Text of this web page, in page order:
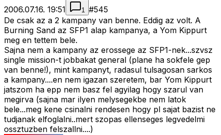
2006.07.16. 19:51 1 #545
De csak az a 2 kampany van benne. Eddig az volt. A
Burning Sand az SFP1 alap kampanya, a Yom Kippurt
meg en tettem bele.
Sajna nem a kampany az erossege az SFP1-nek...szvsz
single mission-t jobbakat general (plane ha sokfele gep
van benne!), mint kampanyt, radasul tulsagosan sarkos
a kampany....en nem igazan szeretem, bar Yom Kippurt
jatszom ha epp nem basz fel agyilag hogy szarul van
megirva (sajna mar ilyen melysegekbe nem latok
bele...meg kene csinalni rendesen hogy pl sajat bazist ne
tudjanak elfoglalni..mert szopas ellenseges legvedelmi
ossztuzben felszallni....)